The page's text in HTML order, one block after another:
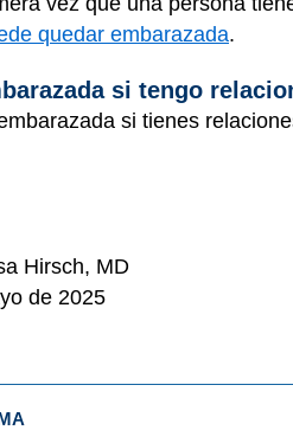
quedar embarazada.
si tengo
si tienes
Hirsch, MD
de 2025